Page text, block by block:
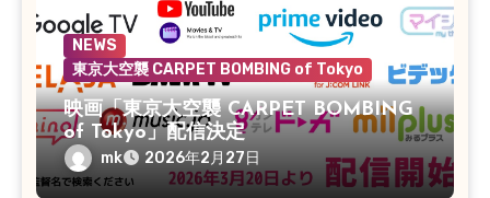
NEWS
東京大空襲 CARPET BOMBING of Tokyo
映画「東京大空襲 CARPET BOMBING
of Tokyo」配信決定
mk 2026年2月27日